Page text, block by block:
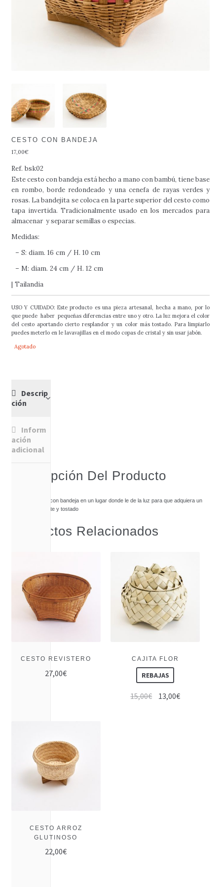
CESTO CON BANDEJA
17,00€
Ref. bsk02
Este cesto con bandeja está hecho a mano con bambú, tiene base
en rombo, borde redondeado y una cenefa de rayas verdes y
rosas. La bandejita se coloca en la parte superior del cesto como
tapa invertida. Tradicionalmente usado en los mercados para
almacenar y separar semillas o especias.
Medidas:
– S: diam. 16 cm / H. 10 cm
– M: diam. 24 cm / H. 12 cm
| Tailandia
USO Y CUIDADO: Este producto es una pieza artesanal, hecha a mano, por lo
que puede haber pequeñas diferencias entre uno y otro. La luz mejora el color
del cesto aportando cierto resplandor y un color más tostado. Para limpiarlo
puedes meterlo en le lavavajillas en el modo copas de cristal y sin usar jabón.
Agotado
Descrip
ción
Inform
ación
adicional
Descripción Del Producto
Coloca el cesto con bandeja en un lugar donde le de la luz para que adquiera un
color más brillante y tostado
Productos Relacionados
CAJITA FLOR
REBAJAS
15,00€ 13,00€
CESTO REVISTERO
27,00€
CESTO ARROZ
GLUTINOSO
22,00€